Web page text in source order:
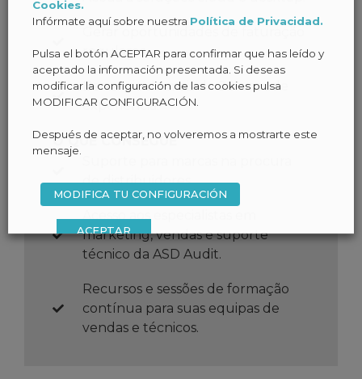
Gerar oportunidades de faturação
regulares.
Beneficie de mais de 20 anos de
experiência.
O QUE CONSEGUE
de distribuidores.
Acesso aos especialistas em
marketing, vendas e suporte
técnico da ASD Audit.
Recursos e sessões de formação
contínua para suas equipas de
vendas e técnicos.
Cookies.
Infórmate aquí sobre nuestra Política de Privacidad.
Pulsa el botón ACEPTAR para confirmar que has leído y
aceptado la información presentada. Si deseas
modificar la configuración de las cookies pulsa
MODIFICAR CONFIGURACIÓN.
Después de aceptar, no volveremos a mostrarte este
mensaje.
MODIFICA TU CONFIGURACIÓN
ACEPTAR